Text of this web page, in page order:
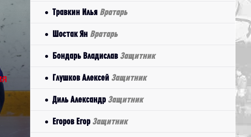
Травкин Илья Вратарь
Шостак Ян Вратарь
Бондарь Владислав Защитник
Глушков Алексей Защитник
Диль Александр Защитник
Егоров Егор Защитник